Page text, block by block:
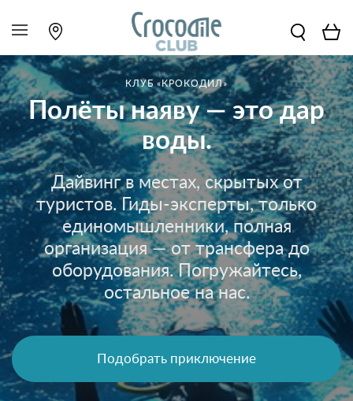
КЛУБ «КРОКОДИЛ»
Полёты наяву — это дар
воды.
Дайвинг в местах, скрытых от
туристов. Гиды-эксперты, только
единомышленники, полная
организация — от трансфера до
оборудования. Погружайтесь,
остальное на нас.
Подобрать приключение